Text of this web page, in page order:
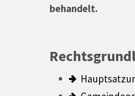
behandelt.